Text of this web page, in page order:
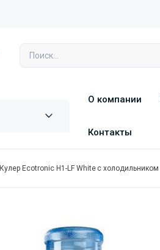
О компании
Контакты
Кулер Ecotronic H1-LF White с холодильником